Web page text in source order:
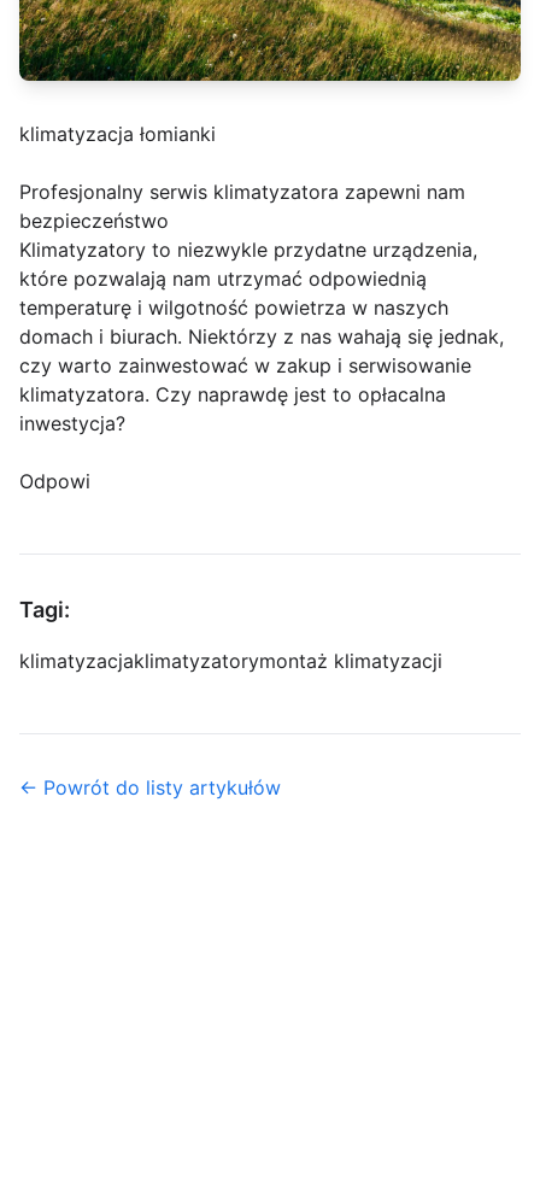
klimatyzacja łomianki
Profesjonalny serwis klimatyzatora zapewni nam
bezpieczeństwo
Klimatyzatory to niezwykle przydatne urządzenia,
które pozwalają nam utrzymać odpowiednią
temperaturę i wilgotność powietrza w naszych
domach i biurach. Niektórzy z nas wahają się jednak,
czy warto zainwestować w zakup i serwisowanie
klimatyzatora. Czy naprawdę jest to opłacalna
inwestycja?
Odpowi
Tagi:
klimatyzacjaklimatyzatorymontaż klimatyzacji
← Powrót do listy artykułów